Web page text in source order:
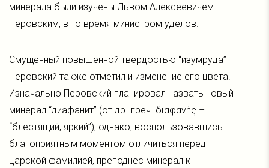
минерала были изучены Львом Алексеевичем
Перовским, в то время министром уделов.
Смущенный повышенной твёрдостью “изумруда”
Перовский также отметил и изменение его цвета.
Изначально Перовский планировал назвать новый
минерал “диафанит” (от др.-греч. διαφανής –
“блестящий, яркий”), однако, воспользовавшись
благоприятным моментом отличиться перед
царской фамилией, преподнёс минерал к